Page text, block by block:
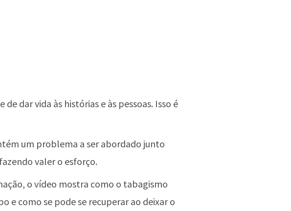
dar vida às histórias e às pessoas. Isso é
um problema a ser abordado junto
valer o esforço.
o vídeo mostra como o tabagismo
e como se pode se recuperar ao deixar o